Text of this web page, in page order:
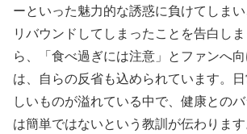
ーといった魅力的な誘惑に負けてしま
リバウンドしてしまったことを告白し
ら、「食べ過ぎには注意」とファンへ
は、自らの反省も込められています。
しいものが溢れている中で、健康との
は簡単ではないという教訓が伝わります